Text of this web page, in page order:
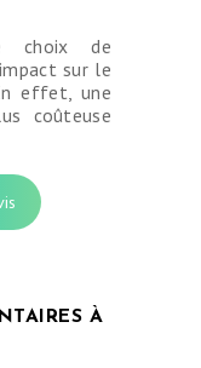
choix de
sur le
effet, une
coûteuse
À